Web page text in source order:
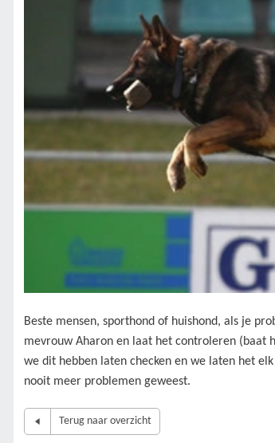
Beste mensen, sporthond of huishond, als je
mevrouw Aharon en laat het controleren (baat
we dit hebben laten checken en we laten het
nooit meer problemen geweest.
Terug naar overzicht